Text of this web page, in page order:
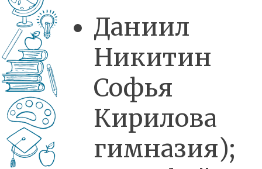
Даниил
Софья
Кирилова
гимназия);